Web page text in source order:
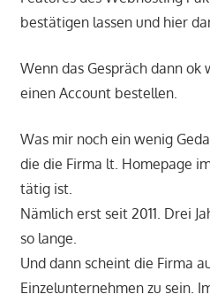
bestätigen lassen und hier
Wenn das Gespräch dann
einen Account bestellen.
Was mir noch ein wenig
die die Firma lt. Homepage
tätig ist.
Nämlich erst seit 2011. Drei
so lange.
Und dann scheint die Firma
Einzelunternehmen zu sein.